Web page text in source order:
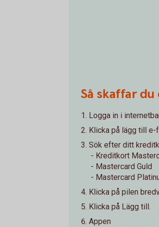
Så skaffar
Logga in i
Klicka på lägg till e-
Sök efter ditt
- Kreditkort
- Mastercard Guld
- Mastercard
Klicka på pilen
Klicka på Lägg till.
Appen